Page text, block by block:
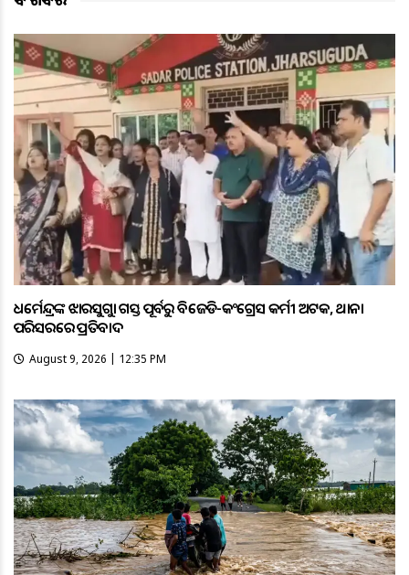
ଧର୍ମେନ୍ଦ୍ରଙ୍କ ଝାରସୁଗୁଡ଼ା ଗସ୍ତ ପୂର୍ବରୁ ବିଜେଡି-କଂଗ୍ରେସ କର୍ମୀ ଅଟକ, ଥାନା
ପରିସରରେ ପ୍ରତିବାଦ
August 9, 2026 | 12:35 PM